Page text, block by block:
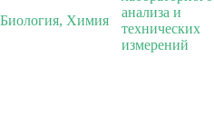
Биология, Химия
анализа и
технических
измерений